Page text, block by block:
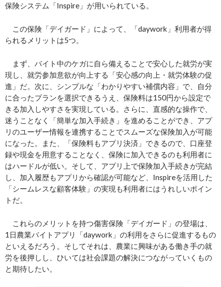
保険システム「Inspire」が用いられている。
この保険「デイガード」によって、「daywork」利用者が得
られるメリットは5つ。
まず、バイト中のケガに自ら備えることで安心した就労が実
現し、就労参加意欲が向上する「安心感の向上・就労体験の促
進」だ。次に、シンプルな「わかりやすい補償内容」で、自分
に合ったプランを選択できるうえ、保険料は150円から設定で
きる加入しやすさを実現している。さらに、直感的な操作で、
迷うことなく「簡単な加入手続き」を進めることができ、アプ
リのユーザー情報を連携することでスムーズな保険加入が可能
になった。また、「保険料もアプリ決済」できるので、口座登
録や現金を用意することなく、保険に加入できるのも利用者に
はハードルが低い。そして、アプリ上で保険加入手続きが完結
し、加入履歴もアプリから確認が可能など、Inspireを活用した
「シームレスな顧客体験」の実現も利用者にはうれしいポイン
トだ。
これらのメリットを持つ傷害保険「デイガード」の登場は、
1日農業バイトアプリ「daywork」の利用をさらに促進するもの
といえるだろう。そしてそれは、農業に興味がある働き手の就
労を後押しし、ひいては社会課題の解決につながっていくもの
と期待したい。